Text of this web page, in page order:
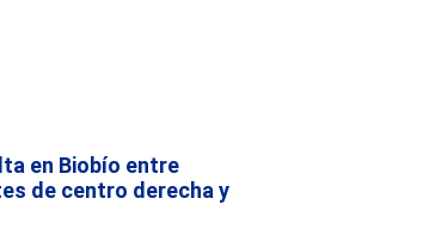
en Biobío entre
de centro derecha y